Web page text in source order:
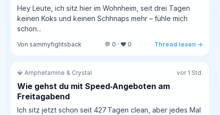
Hey Leute, ich sitz hier im Wohnheim, seit drei Tagen
keinen Koks und keinen Schhnaps mehr – fühle mich
schon...
Von sammyfightsback 💬 0 · ❤️ 0 Thread lesen →
💎 Amphetamine & Crystal vor 1 Std.
Wie gehst du mit Speed‑Angeboten am
Freitagabend
Ich sitz jetzt schon seit 427 Tagen clean, aber jedes Mal